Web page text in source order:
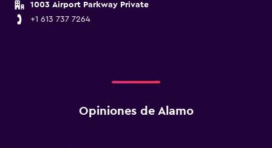
1003 Airport Parkway Private
+1 613 737 7264
Opiniones de Alamo